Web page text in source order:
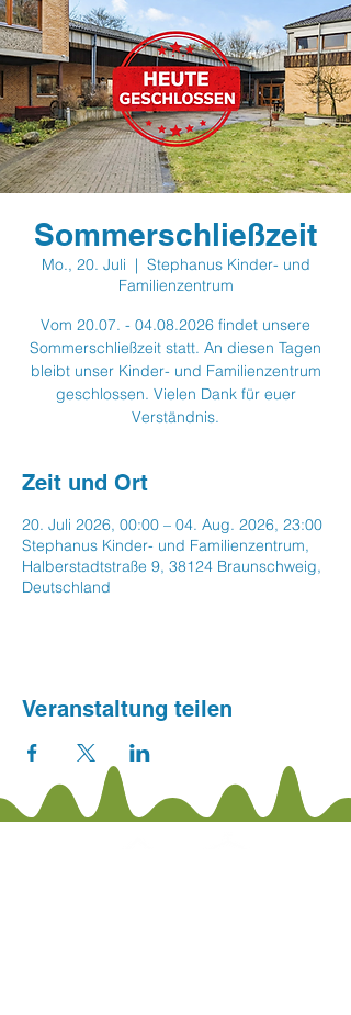
Sommerschließzeit
Mo., 20. Juli
  |
Stephanus Kinder- und
Familienzentrum
Vom 20.07. - 04.08.2026 findet unsere
Sommerschließzeit statt. An diesen Tagen
bleibt unser Kinder- und Familienzentrum
geschlossen. Vielen Dank für euer
Verständnis.
Zeit und Ort
20. Juli 2026, 00:00 – 04. Aug. 2026, 23:00
Stephanus Kinder- und Familienzentrum,
Halberstadtstraße 9, 38124 Braunschweig,
Deutschland
Veranstaltung teilen